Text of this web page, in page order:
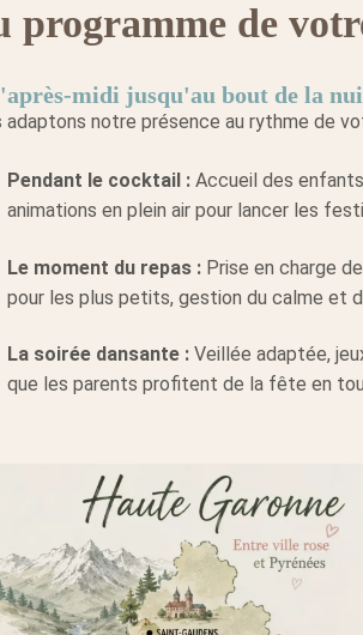
programme de
midi jusqu'au bout de la
adaptons notre présence au rythme de
Pendant le cocktail :Accueil des
animations en plein air pour lancer les
Le moment du repas :Prise en charge
pour les plus petits, gestion du calme et
La soirée dansante :Veillée adaptée,
que les parents profitent de la fête en